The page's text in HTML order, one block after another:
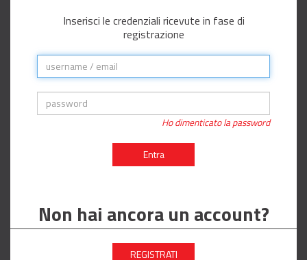
Inserisci le credenziali ricevute in fase di
registrazione
Ho dimenticato la password
Entra
Non hai ancora un account?
REGISTRATI